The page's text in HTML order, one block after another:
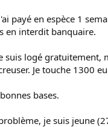
payé en espèce 1
en interdit banquaire.
suis logé gratuitement,
Je touche 1300
bases.
je suis jeune